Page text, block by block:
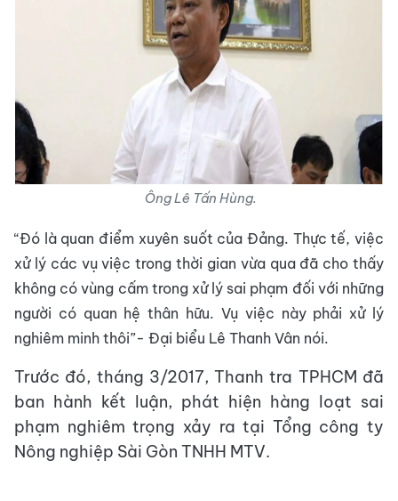
Ông Lê Tấn Hùng.
“Đó là quan điểm xuyên suốt của Đảng. Thực tế, việc
xử lý các vụ việc trong thời gian vừa qua đã cho thấy
không có vùng cấm trong xử lý sai phạm đối với những
người có quan hệ thân hữu. Vụ việc này phải xử lý
nghiêm minh thôi”- Đại biểu Lê Thanh Vân nói.
Trước đó, tháng 3/2017, Thanh tra TPHCM đã
ban hành kết luận, phát hiện hàng loạt sai
phạm nghiêm trọng xảy ra tại Tổng công ty
Nông nghiệp Sài Gòn TNHH MTV.